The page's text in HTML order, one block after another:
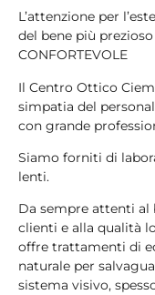
L’attenzione per
del bene più
CONFORTEVOLE
Il Centro Ottico
simpatia del
con grande
Siamo forniti di
lenti.
Da sempre attenti al
clienti e alla qualità
offre trattamenti di
naturale per
sistema visivo,